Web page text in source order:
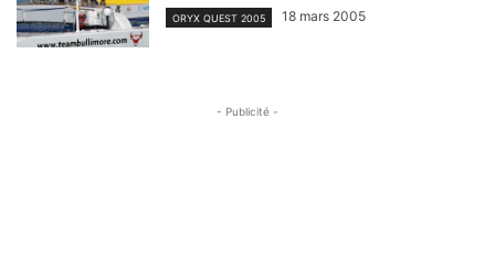
ORYX QUEST 2005 18 mars 2005
- Publicité -